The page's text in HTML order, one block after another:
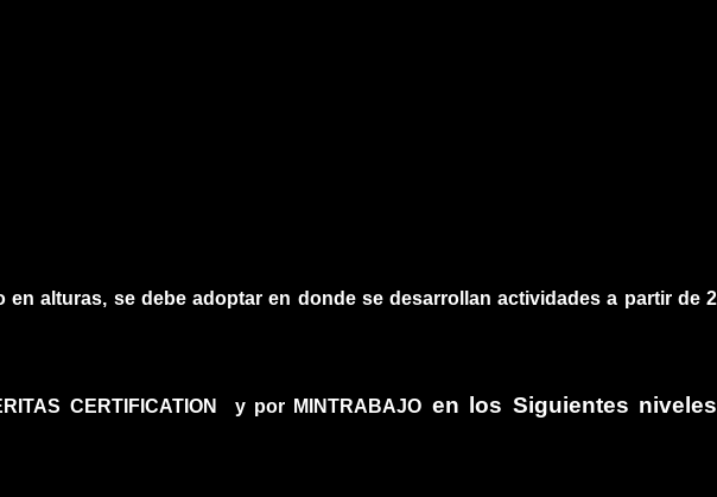
alturas, se debe adoptar en donde se desarrollan actividades a partir de 2
CERTIFICATION y por MINTRABAJO en los Siguientes niveles